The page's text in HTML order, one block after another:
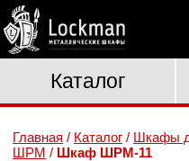
Каталог
Главная / Каталог / Шкафы
ШРМ / Шкаф ШРМ-11